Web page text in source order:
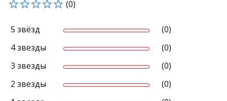
(0)
5 звёзд
(0)
4 звезды
(0)
3 звезды
(0)
2 звезды
(0)